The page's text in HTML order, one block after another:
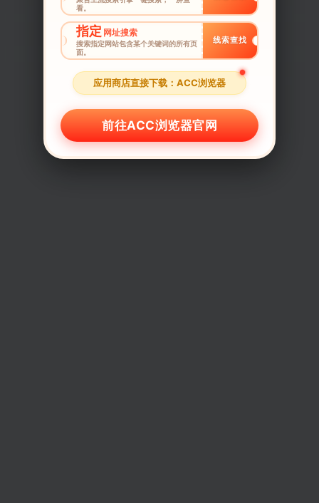
看。
指定 网址搜索
搜索指定网站包含某个关键词的所有页
面。
线索查找
应用商店直接下载：ACC浏览器
前往ACC浏览器官网